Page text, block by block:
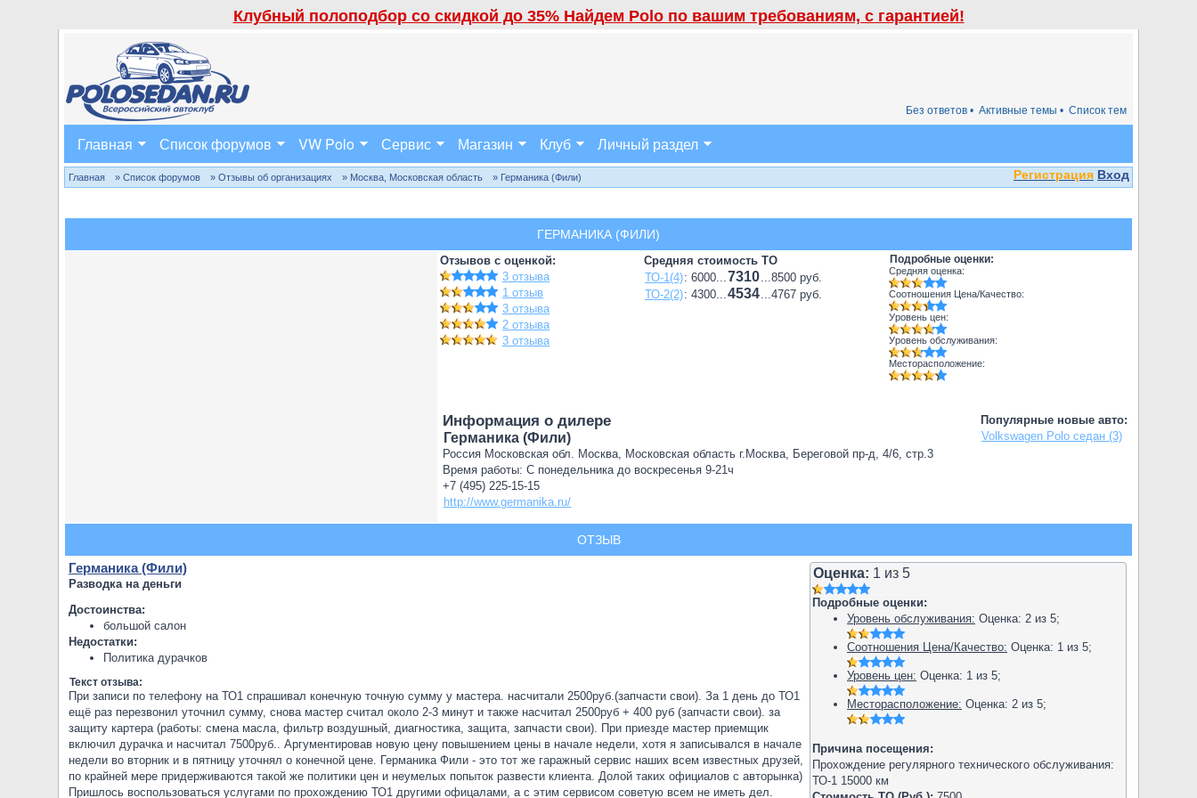
Клубный полоподбор со скидкой до 35% Найдем Polo по вашим требованиям, с гарантией!
Список тем
Активные темы •
Без ответов •
Главная Список форумов VW Polo Сервис Магазин Клуб Личный раздел
Регистрация Вход
Главная » Список форумов » Отзывы об организациях » Москва, Московская область » Германика (Фили)
ГЕРМАНИКА (ФИЛИ)
Отзывов с оценкой:
3 отзыва
1 отзыв
3 отзыва
2 отзыва
3 отзыва
Средняя стоимость ТО
ТО-1(4): 6000...7310...8500 руб.
ТО-2(2): 4300...4534...4767 руб.
Подробные оценки:
Средняя оценка:
Соотношения Цена/Качество:
Уровень цен:
Уровень обслуживания:
Месторасположение:
Популярные новые авто:
Volkswagen Polo седан (3)
Информация о дилере
Германика (Фили)
Россия Московская обл. Москва, Московская область г.Москва, Береговой пр-д, 4/6, стр.3
Время работы: С понедельника до воскресенья 9-21ч
+7 (495) 225-15-15
http://www.germanika.ru/
ОТЗЫВ
Оценка: 1 из 5
Подробные оценки:
Уровень обслуживания: Оценка: 2 из 5;
Соотношения Цена/Качество: Оценка: 1 из 5;
Уровень цен: Оценка: 1 из 5;
Месторасположение: Оценка: 2 из 5;
Причина посещения:
Прохождение регулярного технического обслуживания:
ТО-1 15000 км
Германика (Фили)
Разводка на деньги
Достоинства:
большой салон
Недостатки:
Политика дурачков
Текст отзыва:
При записи по телефону на ТО1 спрашивал конечную точную сумму у мастера. насчитали 2500руб.(запчасти свои). За 1 день до ТО1
ещё раз перезвонил уточнил сумму, снова мастер считал около 2-3 минут и также насчитал 2500руб + 400 руб (запчасти свои). за
защиту картера (работы: смена масла, фильтр воздушный, диагностика, защита, запчасти свои). При приезде мастер приемщик
включил дурачка и насчитал 7500руб.. Аргументировав новую цену повышением цены в начале недели, хотя я записывался в начале
недели во вторник и в пятницу уточнял о конечной цене. Германика Фили - это тот же гаражный сервис наших всем известных друзей,
по крайней мере придерживаются такой же политики цен и неумелых попыток развести клиента. Долой таких официалов с авторынка)
Пришлось воспользоваться услугами по прохождению ТО1 другими офицалами, а с этим сервисом советую всем не иметь дел.